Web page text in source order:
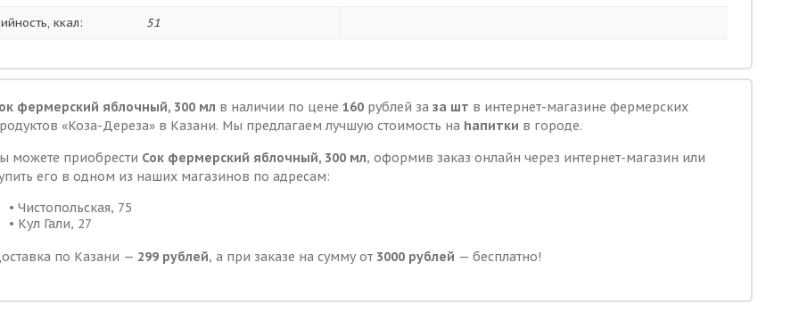
ккал: 51
фермерский яблочный, 300 мл в наличии по цене 160 рублей за за шт в интернет-магазине фермерских
«Коза-Дереза» в Казани. Мы предлагаем лучшую стоимость на hапитки в городе.
можете приобрести Сок фермерский яблочный, 300 мл, оформив заказ онлайн через интернет-магазин или
его в одном из наших магазинов по адресам:
• Чистопольская, 75
• Кул Гали, 27
по Казани — 299 рублей, а при заказе на сумму от 3000 рублей — бесплатно!